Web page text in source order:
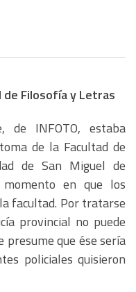
Filosofía y Letras
de INFOTO, estaba
de la Facultad de
de San Miguel de
momento en que los
facultad. Por tratarse
provincial no puede
que ése sería
policiales quisieron